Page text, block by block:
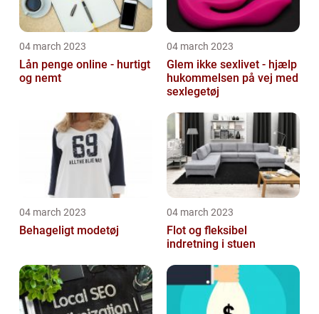
04 march 2023
Lån penge online - hurtigt
og nemt
04 march 2023
Glem ikke sexlivet - hjælp
hukommelsen på vej med
sexlegetøj
04 march 2023
Behageligt modetøj
04 march 2023
Flot og fleksibel
indretning i stuen